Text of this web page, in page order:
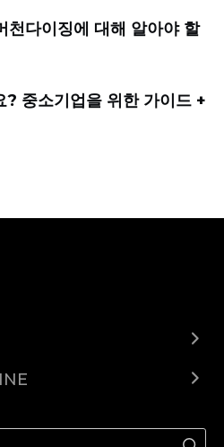
천다이징에 대해 알아야 할
? 중소기업을 위한 가이드 +